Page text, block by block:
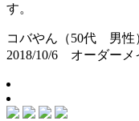
す。
コバやん（50代 男性
2018/10/6 オーダーメ